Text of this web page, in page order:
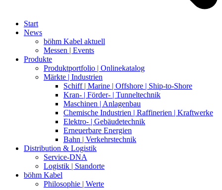
Start
News
böhm Kabel aktuell
Messen | Events
Produkte
Produktportfolio | Onlinekatalog
Märkte | Industrien
Schiff | Marine | Offshore | Ship-to-Shore
Kran- | Förder- | Tunneltechnik
Maschinen | Anlagenbau
Chemische Industrien | Raffinerien | Kraftwerke
Elektro- | Gebäudetechnik
Erneuerbare Energien
Bahn | Verkehrstechnik
Distribution & Logistik
Service-DNA
Logistik | Standorte
böhm Kabel
Philosophie | Werte